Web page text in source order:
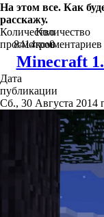
На этом все. Как
расскажу.
Количество
просмотров
8414
Количество
комментариев
0
Minecraft
Дата
публикации
Сб., 30 Августа 2014